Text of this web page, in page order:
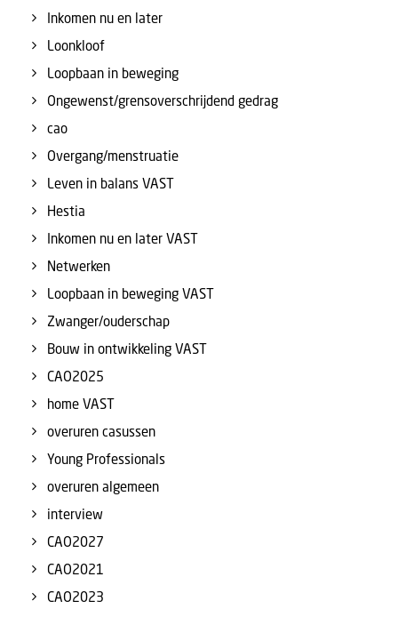
Inkomen nu en later
Loonkloof
Loopbaan in beweging
Ongewenst/grensoverschrijdend gedrag
cao
Overgang/menstruatie
Leven in balans VAST
Hestia
Inkomen nu en later VAST
Netwerken
Loopbaan in beweging VAST
Zwanger/ouderschap
Bouw in ontwikkeling VAST
CAO2025
home VAST
overuren casussen
Young Professionals
overuren algemeen
interview
CAO2027
CAO2021
CAO2023